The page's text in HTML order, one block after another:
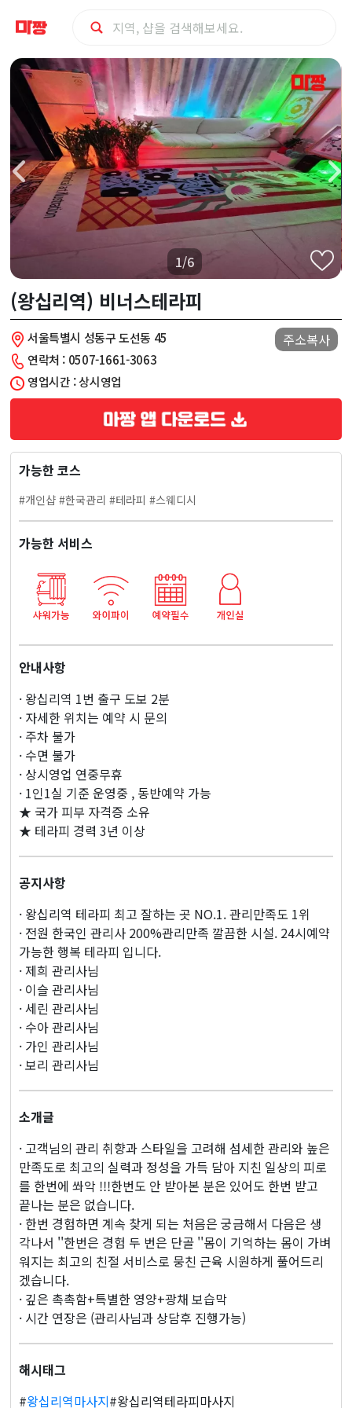
성
동
구
(왕
십
리
역)
비
너
스
테
라
피
마
지
1/6
(왕십리역) 비너스테라피
서울특별시 성동구 도선동 45 주소복사
연락처 : 0507-1661-3063
영업시간 : 상시영업
가능한 코스
#개인샵 #한국관리 #테라피 #스웨디시
가능한 서비스
안내사항
· 왕십리역 1번 출구 도보 2분
· 자세한 위치는 예약 시 문의
· 주차 불가
· 수면 불가
· 상시영업 연중무휴
· 1인1실 기준 운영중 , 동반예약 가능
★ 국가 피부 자격증 소유
★ 테라피 경력 3년 이상
공지사항
· 왕십리역 테라피 최고 잘하는 곳 NO.1. 관리만족도 1위
· 전원 한국인 관리사 200%관리만족 깔끔한 시설. 24시예약
가능한 행복 테라피 입니다.
· 제희 관리사님
· 이슬 관리사님
· 세린 관리사님
· 수아 관리사님
· 가인 관리사님
· 보리 관리사님
소개글
· 고객님의 관리 취향과 스타일을 고려해 섬세한 관리와 높은
만족도로 최고의 실력과 정성을 가득 담아 지친 일상의 피로
를 한번에 쏴악 !!!한번도 안 받아본 분은 있어도 한번 받고
끝나는 분은 없습니다.
· 한번 경험하면 계속 찾게 되는 처음은 궁금해서 다음은 생
각나서 ''한번은 경험 두 번은 단골 ''몸이 기억하는 몸이 가벼
워지는 최고의 친절 서비스로 뭉친 근육 시원하게 풀어드리
겠습니다.
· 깊은 촉촉함+특별한 영양+광채 보습막
· 시간 연장은 (관리사님과 상담후 진행가능)
해시태그
#왕십리역마사지#왕십리역테라피마사지